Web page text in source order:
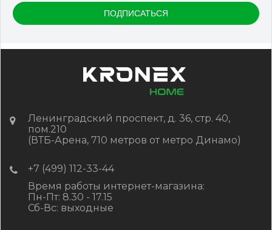
КУПИТЬ
Ленинградский проспект, д. 36, стр. 40,
пом.210
(ВТБ-Арена, 710 метров от метро Динамо)
+7 (499) 112-33-44
Время работы интернет-магазина:
Пн-Пт: 8.30 - 17.15
Сб-Вс: выходные